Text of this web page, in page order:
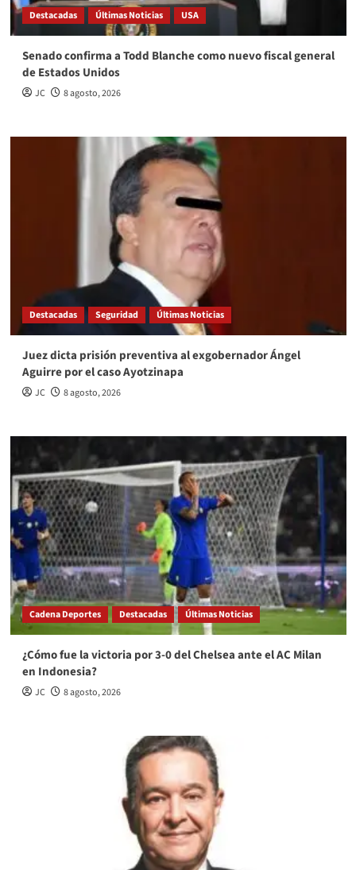
Destacadas Últimas Noticias USA
Senado confirma a Todd Blanche como nuevo fiscal general
de Estados Unidos
JC 8 agosto, 2026
Destacadas Seguridad Últimas Noticias
Juez dicta prisión preventiva al exgobernador Ángel
Aguirre por el caso Ayotzinapa
JC 8 agosto, 2026
Cadena Deportes Destacadas Últimas Noticias
¿Cómo fue la victoria por 3-0 del Chelsea ante el AC Milan
en Indonesia?
JC 8 agosto, 2026